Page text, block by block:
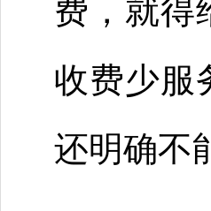
费，就得
收费少服
还明确不